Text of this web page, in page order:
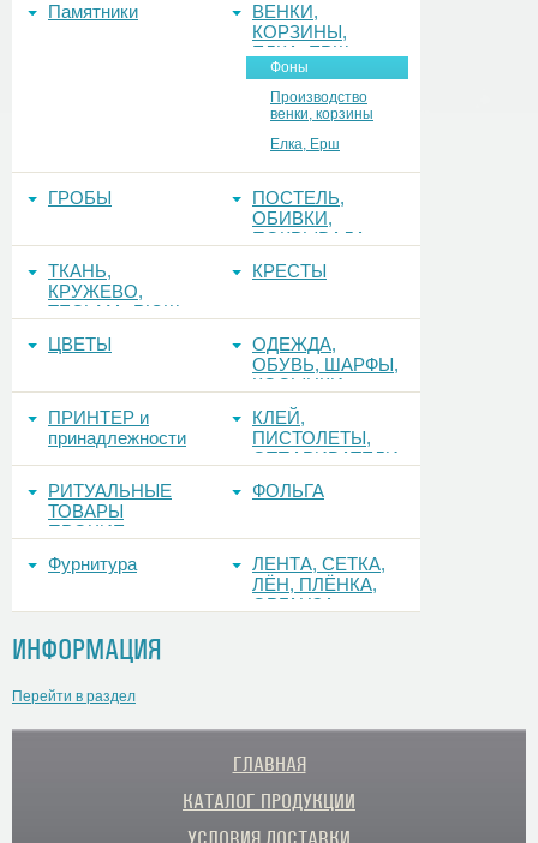
Памятники
ВЕНКИ,
КОРЗИНЫ,
ЕЛКА, ЕРШ,
ФОНЫ
Фоны
Производство
венки, корзины
Елка, Ерш
ГРОБЫ
ПОСТЕЛЬ,
ОБИВКИ,
ПОКРЫВАЛА
ТКАНЬ,
КРУЖЕВО,
ТЕСЬМА, РЮШ
КРЕСТЫ
ЦВЕТЫ
ОДЕЖДА,
ОБУВЬ, ШАРФЫ,
КОСЫНКИ
ПРИНТЕР и
принадлежности
КЛЕЙ,
ПИСТОЛЕТЫ,
ОТПАРИВАТЕЛИ
РИТУАЛЬНЫЕ
ТОВАРЫ
ПРОЧИЕ
ФОЛЬГА
Фурнитура
ЛЕНТА, СЕТКА,
ЛЁН, ПЛЁНКА,
ОРГАНЗА
ИНФОРМАЦИЯ
Перейти в раздел
ГЛАВНАЯ
КАТАЛОГ ПРОДУКЦИИ